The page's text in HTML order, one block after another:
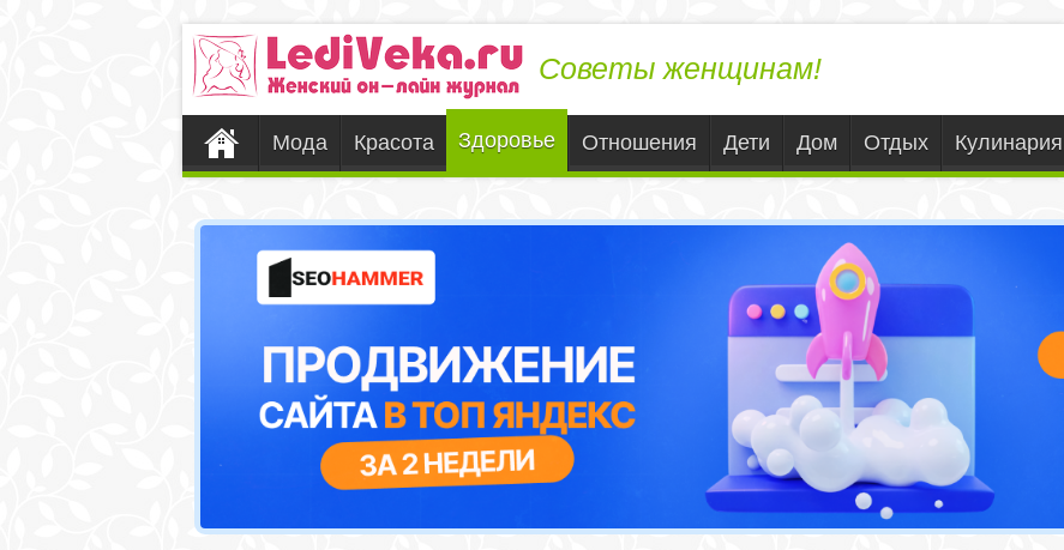
Советы женщинам!
Мода Красота Здоровье Отношения Дети Дом Отдых Кулинария